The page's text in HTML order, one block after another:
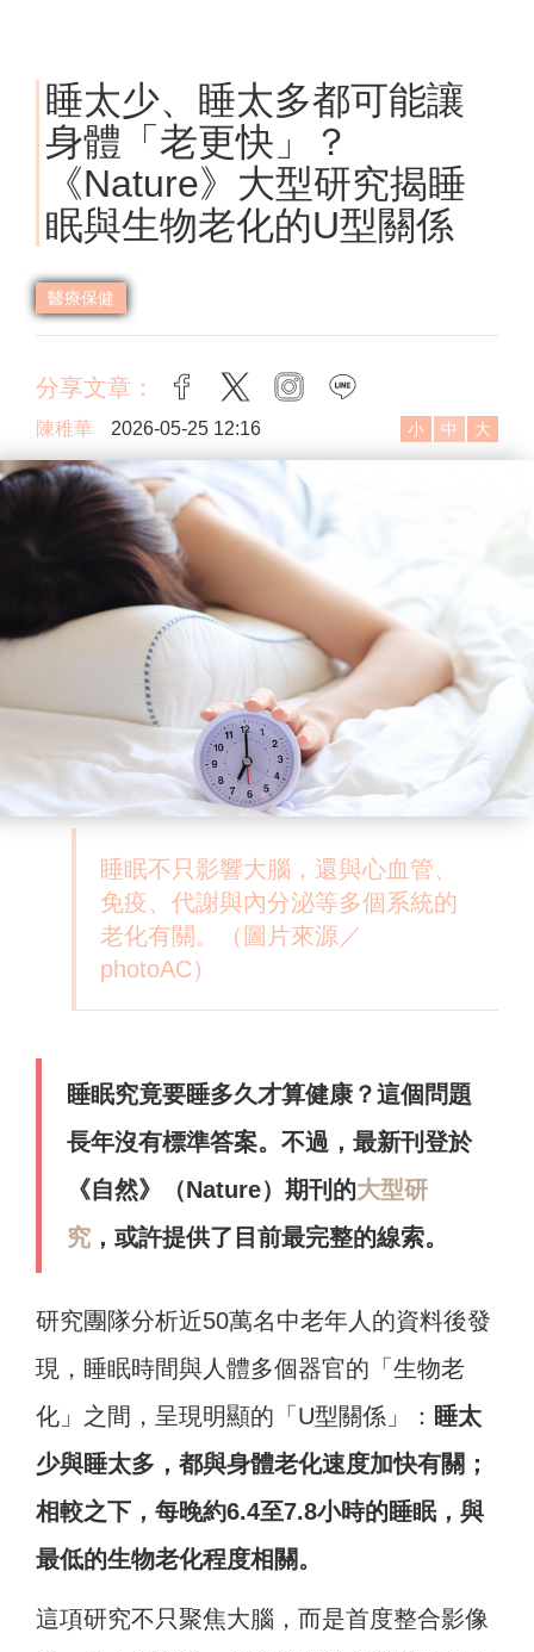
睡太少、睡太多都可能讓
身體「老更快」？
《Nature》大型研究揭睡
眠與生物老化的U型關係
醫療保健
分享文章： facebook
twitter instagram
陳稚華 2026-05-25 12:16 小 中 大
睡眠不只影響大腦，還與心血管、
免疫、代謝與內分泌等多個系統的
老化有關。（圖片來源／
photoAC）
睡眠究竟要睡多久才算健康？這個問題
長年沒有標準答案。不過，最新刊登於
《自然》（Nature）期刊的大型研
究 ，或許提供了目前最完整的線索。
研究團隊分析近50萬名中老年人的資料後發
現，睡眠時間與人體多個器官的「生物老
化」之間，呈現明顯的「U型關係」： 睡太
少與睡太多，都與身體老化速度加快有關；
相較之下，每晚約6.4至7.8小時的睡眠，與
最低的生物老化程度相關。
這項研究不只聚焦大腦，而是首度整合影像